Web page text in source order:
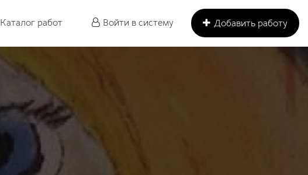
Добавить работу
Каталог работ Войти в систему